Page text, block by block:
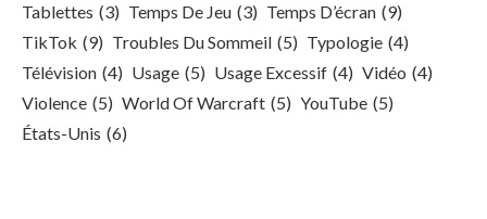
Tablettes (3) Temps De Jeu (3) Temps D’écran (9)
TikTok (9) Troubles Du Sommeil (5) Typologie (4)
Télévision (4) Usage (5) Usage Excessif (4) Vidéo (4)
Violence (5) World Of Warcraft (5) YouTube (5)
États-Unis (6)